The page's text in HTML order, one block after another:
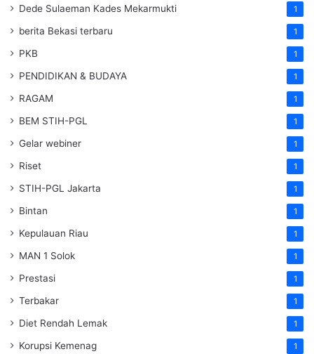
Dede Sulaeman Kades Mekarmukti 1
berita Bekasi terbaru 1
PKB 1
PENDIDIKAN & BUDAYA 1
RAGAM 1
BEM STIH-PGL 1
Gelar webiner 1
Riset 1
STIH-PGL Jakarta 1
Bintan 1
Kepulauan Riau 1
MAN 1 Solok 1
Prestasi 1
Terbakar 1
Diet Rendah Lemak 1
Korupsi Kemenag 1